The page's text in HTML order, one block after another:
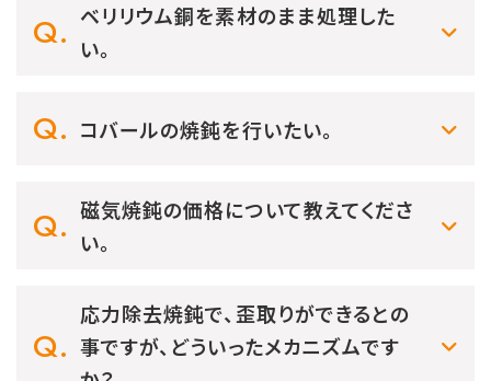
ベリリウム銅を素材のまま処理した
い。
コバールの焼鈍を行いたい。
磁気焼鈍の価格について教えてくださ
い。
応力除去焼鈍で、歪取りができるとの
事ですが、どういったメカニズムです